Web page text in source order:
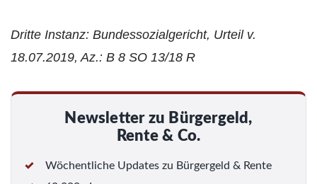
Dritte Instanz: Bundessozialgericht, Urteil v.
18.07.2019, Az.: B 8 SO 13/18 R
Newsletter zu Bürgergeld,
Rente & Co.
Wöchentliche Updates zu Bürgergeld & Rente